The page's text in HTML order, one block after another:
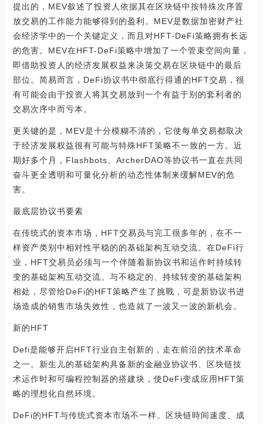
提出的，MEV叙述了投资人依据其在区块链中按特殊次序置
放交易的工作能力能够得到的盈利。MEV是数据加密财产社
会经济学中的一个关键定义，而且对HFT-DeFi策略拥有长远
的危害。MEV在HFT-DeFi策略中增加了一个管束空间向量，
即借助投资人的经济发展权益来决策交易在区块链中的最后
部位。简易而言，DeFi协议书中彻底行得通的HFT交易，很
有可能会由于投资人将其交易放到一个有益于别的套利者的
交易次序中而亏本。
更关键的是，MEV是十分模糊不清的，它使每单交易都取决
于经济发展权益很有可能与特殊HFT策略不一致的一方。近
期好多个月，Flashbots、ArcherDAO等协议书一直在共同
奋斗更全透明和可量化分析的动态性体制来缓解MEV的危
害。
最底层协议书要素
在传统式的资本市场，HFT交易员与完工很多年的，在不一
样资产类别中相对性平稳的的基础架构互动交流。在DeFi行
业，HFT交易员必须与一个伴随着新协议书和运作时持续转
变的基础架构互动交流。与不稳定的、持续转变的基础架构
相处，尽管给DeFi的HFT策略产生了挑戰，可是新协议书进
场造成的销售市场失效性，也造就了一波又一波的新机会。
新的HFT
Defi是能够开启HFT行业自主创新的，走在前沿的技术革命
之一。新生儿的基础架构具备新的金融业协议书、区块链技
术运作时和可编程控制器的搭建块，使DeFi变成应用HFT策
略的理想化自然环境。
DeFi的HFT与传统式资本市场不一样。区块链時间速度、成